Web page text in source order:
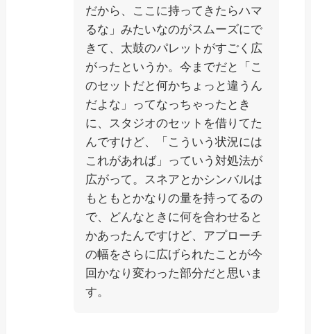
だから、ここに持ってきたらハマ
るな」みたいなのがスムーズにで
きて、太鼓のパレットがすごく広
がったというか。今までだと「こ
のセットだと何かちょっと違うん
だよな」ってなっちゃったとき
に、スタジオのセットを借りてた
んですけど、「こういう状況には
これがあれば」っていう対処法が
広がって。スネアとかシンバルは
もともとかなりの量を持ってるの
で、どんなときに何を合わせると
かあったんですけど、アプローチ
の幅をさらに広げられたことが今
回かなり変わった部分だと思いま
す。